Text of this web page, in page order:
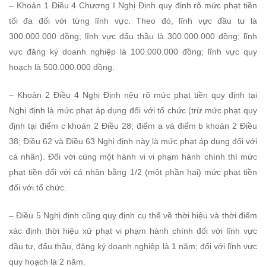
&
đầu
tư
– Khoản 1 Điều 4 Chương I Nghị Định quy định rõ mức phạt tiền
tối đa đối với từng lĩnh vực. Theo đó, lĩnh vực đầu tư là
300.000.000 đồng; lĩnh vực đấu thầu là 300.000.000 đồng; lĩnh
vực đăng ký doanh nghiệp là 100.000.000 đồng; lĩnh vực quy
hoạch là 500.000.000 đồng.
– Khoản 2 Điều 4 Nghị Định nêu rõ mức phạt tiền quy định tại
Nghị định là mức phạt áp dụng đối với tổ chức (trừ mức phạt quy
định tại điểm c khoản 2 Điều 28; điểm a và điểm b khoản 2 Điều
38; Điều 62 và Điều 63 Nghị định này là mức phạt áp dụng đối với
cá nhân). Đối với cùng một hành vi vi phạm hành chính thì mức
phạt tiền đối với cá nhân bằng 1/2 (một phần hai) mức phạt tiền
đối với tổ chức.
– Điều 5 Nghị định cũng quy định cụ thể về thời hiệu và thời điểm
xác định thời hiệu xử phạt vi phạm hành chính đối với lĩnh vực
đầu tư, đấu thầu, đăng ký doanh nghiệp là 1 năm; đối với lĩnh vực
quy hoạch là 2 năm.